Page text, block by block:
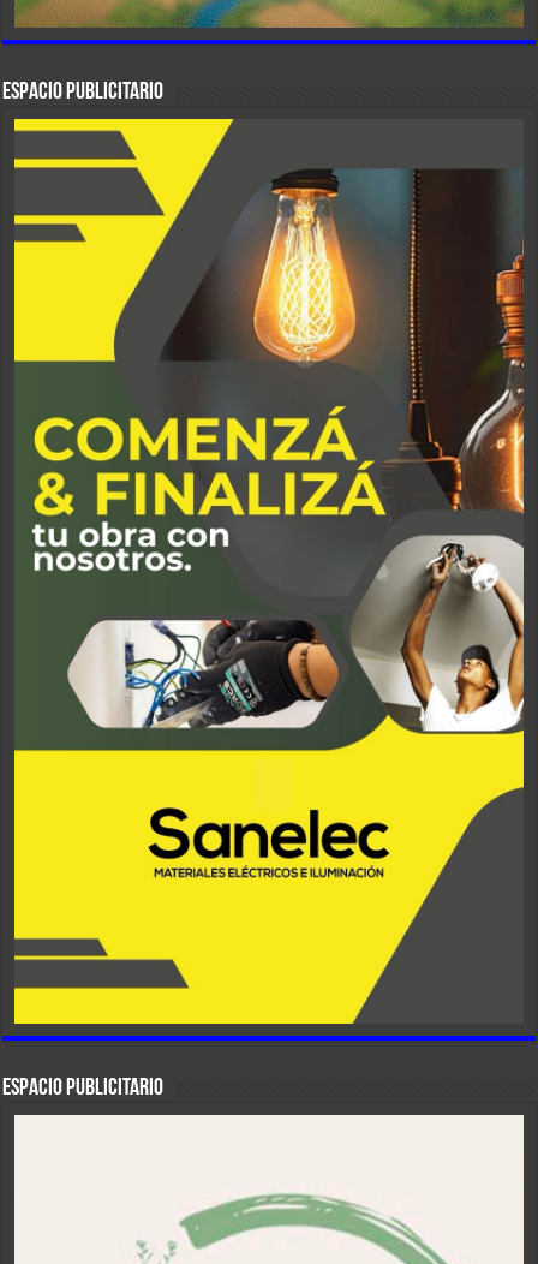
ESPACIO PUBLICITARIO
ESPACIO PUBLICITARIO